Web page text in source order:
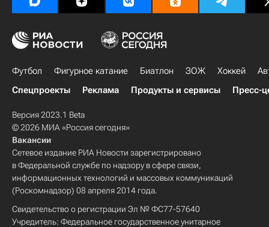
Футбол Фигурное катание Биатлон ЗОЖ Хоккей
Спецпроекты
Реклама Продукты и сервисы Пресс-
Версия 2023.1 Beta
© 2026 МИА «Россия сегодня»
Вакансии
Сетевое издание РИА Новости зарегистрировано
в Федеральной службе по надзору в сфере связи,
информационных технологий и массовых коммуникаций
(Роскомнадзор) 08 апреля 2014 года.
Свидетельство о регистрации Эл № ФС77-57640
Учредитель: Федеральное государственное унитарное